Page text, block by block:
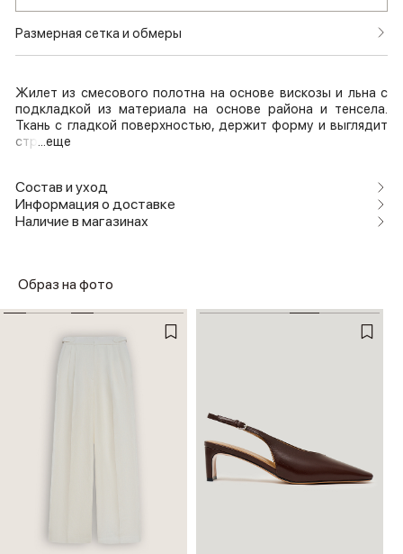
Размерная сетка и обмеры
Жилет из смесового полотна на основе вискозы и льна с
подкладкой из материала на основе района и тенсела.
Ткань с гладкой поверхностью, держит форму и выглядит
стр ...еще
Состав и уход
Информация о доставке
Наличие в магазинах
Образ на фото